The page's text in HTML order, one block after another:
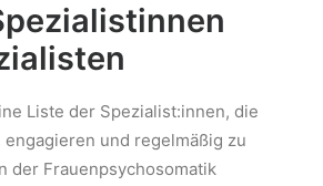
Liste der Spezialist:innen, die
engagieren und regelmäßig zu
der Frauenpsychosomatik